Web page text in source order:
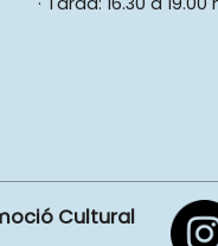
Cultural